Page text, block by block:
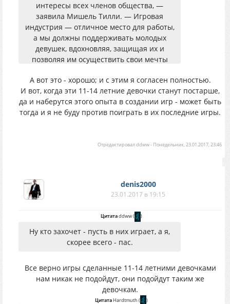
интересы всех членов общества, —
заявила Мишель Тилли. — Игровая
индустрия — отличное место для работы,
а мы должны поддерживать молодых
девушек, вдохновляя, защищая их и
позволяя им осуществить свои мечты
А вот это - хорошо; и с этим я согласен полностью.
И вот, когда эти 11-14 летние девочки станут постарше,
да и наберутся этого опыта в создании игр - может быть
тогда и я не буду против поиграть в их последние игры.
Отредактировалddww- Понедельник, 23.01.2017, 23:46
denis2000
23.01.2017 в 19:15
Цитатаddww( )
Ну кто захочет - пусть в них играет, а я,
скорее всего - пас.
Все верно игры сделанные 11-14 летними девочками
нам никак не подойдут, они подойдут таким же
девочкам.
ЦитатаHardtmuth ( )